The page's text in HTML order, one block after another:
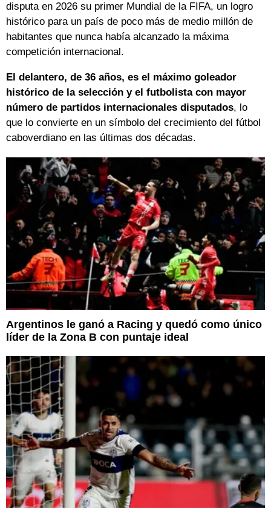
disputa en 2026 su primer Mundial de la FIFA, un logro
histórico para un país de poco más de medio millón de
habitantes que nunca había alcanzado la máxima
competición internacional.
El delantero, de 36 años, es el máximo goleador
histórico de la selección y el futbolista con mayor
número de partidos internacionales disputados, lo
que lo convierte en un símbolo del crecimiento del fútbol
caboverdiano en las últimas dos décadas.
Argentinos le ganó a Racing y quedó como único
líder de la Zona B con puntaje ideal